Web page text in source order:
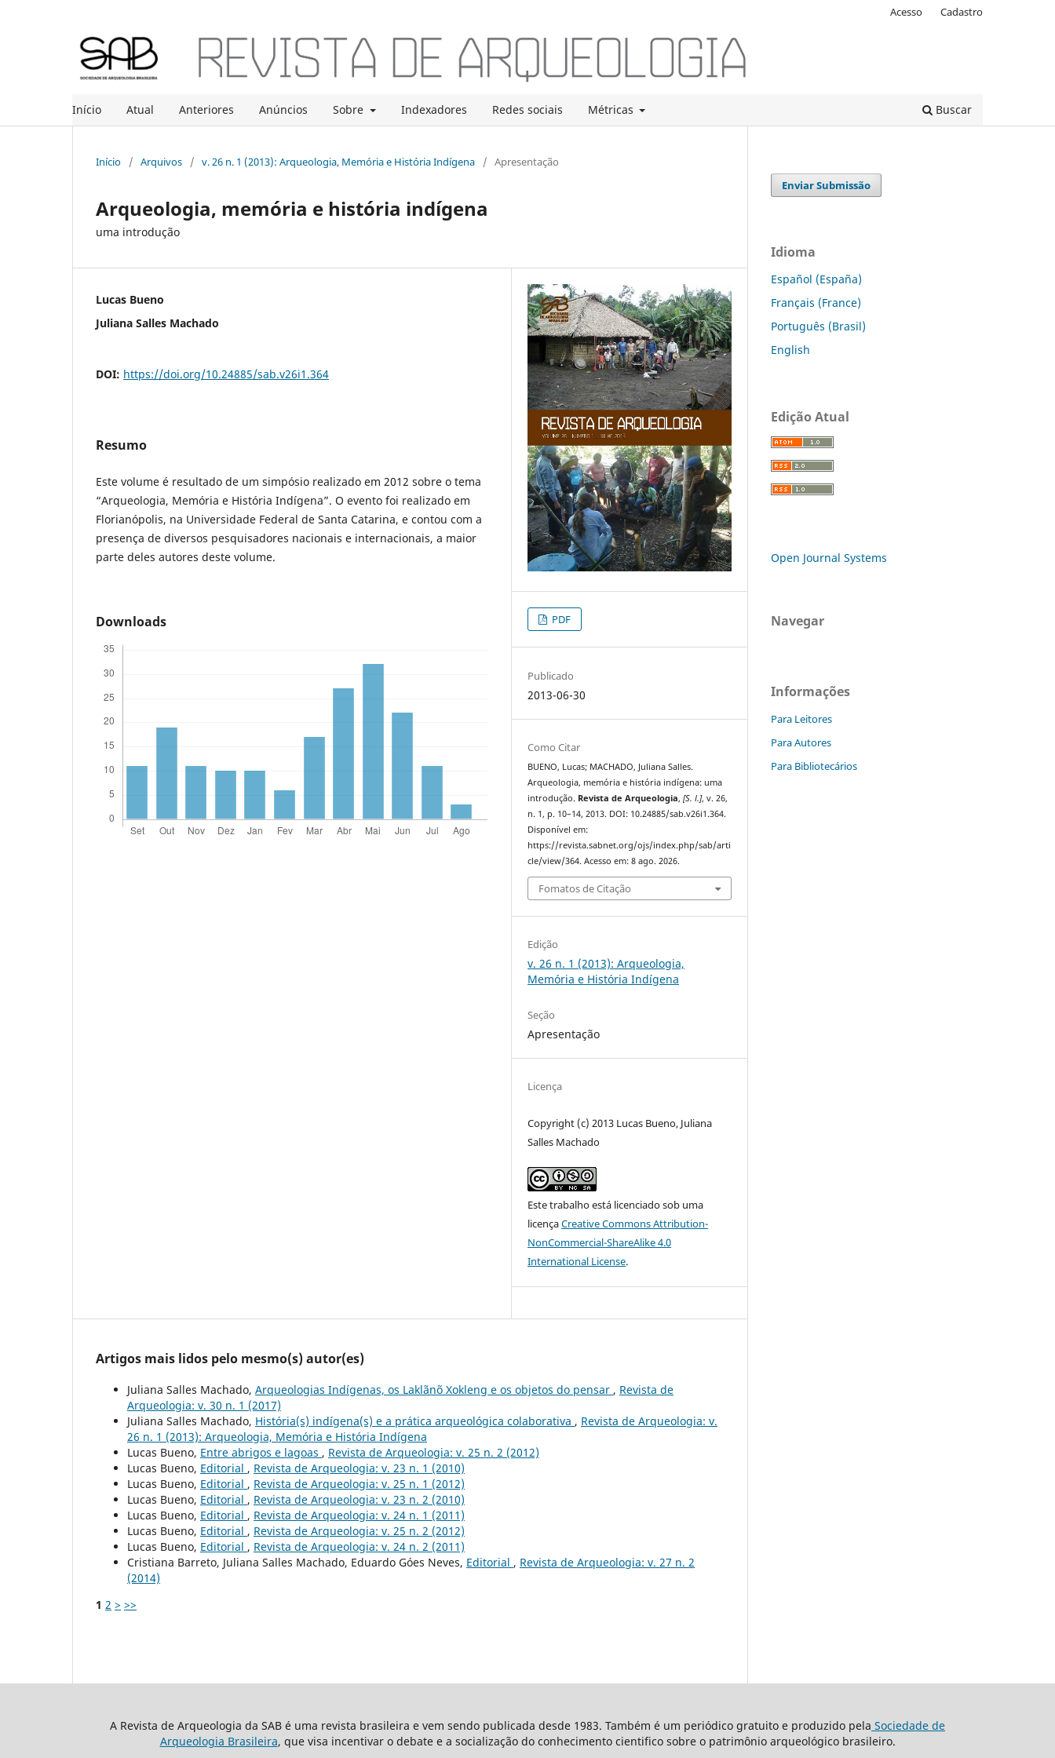
Início Atual Anteriores Anúncios Sobre Indexadores Redes sociais Métricas Buscar
Acesso Cadastro
Início / Arquivos / v. 26 n. 1 (2013): Arqueologia, Memória e História Indígena / Apresentação
Arqueologia, memória e história indígena
uma introdução
Lucas Bueno
Juliana Salles Machado
DOI: https://doi.org/10.24885/sab.v26i1.364
Resumo
Este volume é resultado de um simpósio realizado em 2012 sobre o tema
“Arqueologia, Memória e História Indígena”. O evento foi realizado em
Florianópolis, na Universidade Federal de Santa Catarina, e contou com a
presença de diversos pesquisadores nacionais e internacionais, a maior
parte deles autores deste volume.
Downloads PDF
Publicado
2013-06-30
Como Citar
BUENO, Lucas; MACHADO, Juliana Salles.
Arqueologia, memória e história indígena: uma
introdução. Revista de Arqueologia,[S. l.], v. 26,
n. 1, p. 10–14, 2013. DOI: 10.24885/sab.v26i1.364.
Disponível em:
https://revista.sabnet.org/ojs/index.php/sab/arti
cle/view/364. Acesso em: 8 ago. 2026.
Fomatos de Citação
Edição
v. 26 n. 1 (2013): Arqueologia,
Memória e História Indígena
Seção
Apresentação
Licença
Copyright (c) 2013 Lucas Bueno, Juliana
Salles Machado
Este trabalho está licenciado sob uma
licençaCreative Commons Attribution-
NonCommercial-ShareAlike 4.0
International License.
Artigos mais lidos pelo mesmo(s) autor(es)
Juliana Salles Machado, Arqueologias Indígenas, os Laklãnõ Xokleng e os objetos do pensar , Revista de
Arqueologia: v. 30 n. 1 (2017)
Juliana Salles Machado, História(s) indígena(s) e a prática arqueológica colaborativa , Revista de Arqueologia: v.
26 n. 1 (2013): Arqueologia, Memória e História Indígena
Lucas Bueno, Entre abrigos e lagoas , Revista de Arqueologia: v. 25 n. 2 (2012)
Lucas Bueno, Editorial , Revista de Arqueologia: v. 23 n. 1 (2010)
Lucas Bueno, Editorial , Revista de Arqueologia: v. 25 n. 1 (2012)
Lucas Bueno, Editorial , Revista de Arqueologia: v. 23 n. 2 (2010)
Lucas Bueno, Editorial , Revista de Arqueologia: v. 24 n. 1 (2011)
Lucas Bueno, Editorial , Revista de Arqueologia: v. 25 n. 2 (2012)
Lucas Bueno, Editorial , Revista de Arqueologia: v. 24 n. 2 (2011)
Cristiana Barreto, Juliana Salles Machado, Eduardo Góes Neves, Editorial , Revista de Arqueologia: v. 27 n. 2
(2014)
1 2 > >>
Enviar Submissão
Idioma
Español (España)
Français (France)
Português (Brasil)
English
Edição Atual
Open Journal Systems
Navegar
Informações
Para Leitores
Para Autores
Para Bibliotecários
A Revista de Arqueologia da SAB é uma revista brasileira e vem sendo publicada desde 1983. Também é um periódico gratuito e produzido pela Sociedade de
Arqueologia Brasileira, que visa incentivar o debate e a socialização do conhecimento cientifico sobre o patrimônio arqueológico brasileiro.